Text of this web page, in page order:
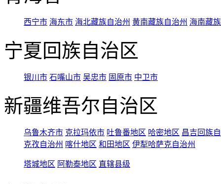
西宁市 海东市 海北藏族自治州 黄南藏族自治州 海南藏
宁夏回族自治区
银川市 石嘴山市 吴忠市 固原市 中卫市
新疆维吾尔自治区
乌鲁木齐市 克拉玛依市 吐鲁番地区 哈密地区 昌吉回族
克孜自治州 喀什地区 和田地区 伊犁哈萨克自治州
塔城地区 阿勒泰地区 直辖县级